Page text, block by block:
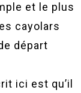
et le plus
cayolars
départ
ici est qu’il